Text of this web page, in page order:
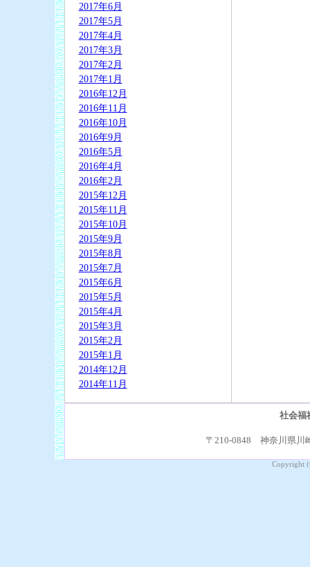
2017年6月
2017年5月
2017年4月
2017年3月
2017年2月
2017年1月
2016年12月
2016年11月
2016年10月
2016年9月
2016年5月
2016年4月
2016年2月
2015年12月
2015年11月
2015年10月
2015年9月
2015年8月
2015年7月
2015年6月
2015年5月
2015年4月
2015年3月
2015年2月
2015年1月
2014年12月
2014年11月
社会福
〒210-0848 神奈川県川
Copyright